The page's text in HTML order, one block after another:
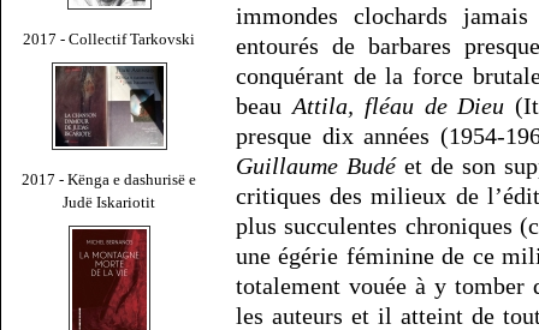
2017 - Collectif Tarkovski
2017 - Kënga e dashurisë e
Judë Iskariotit
immondes clochards
entourés de barbares
conquérant de la force
beau Attila, fléau de Dieu
presque dix années (1954-
Guillaume Budéet de son
critiques des milieux de
plus succulentes chroniques
une égérie féminine de ce
totalement vouée à y tomber
les auteurs et il atteint de